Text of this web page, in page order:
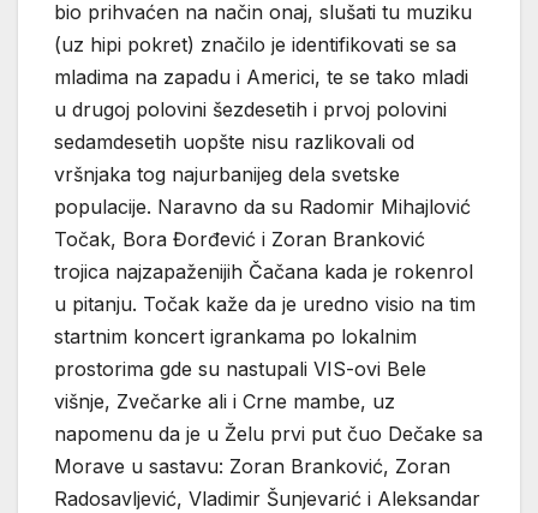
bio prihvaćen na način onaj, slušati tu muziku
(uz hipi pokret) značilo je identifikovati se sa
mladima na zapadu i Americi, te se tako mladi
u drugoj polovini šezdesetih i prvoj polovini
sedamdesetih uopšte nisu razlikovali od
vršnjaka tog najurbanijeg dela svetske
populacije. Naravno da su Radomir Mihajlović
Točak, Bora Đorđević i Zoran Branković
trojica najzapaženijih Čačana kada je rokenrol
u pitanju. Točak kaže da je uredno visio na tim
startnim koncert igrankama po lokalnim
prostorima gde su nastupali VIS-ovi Bele
višnje, Zvečarke ali i Crne mambe, uz
napomenu da je u Želu prvi put čuo Dečake sa
Morave u sastavu: Zoran Branković, Zoran
Radosavljević, Vladimir Šunjevarić i Aleksandar